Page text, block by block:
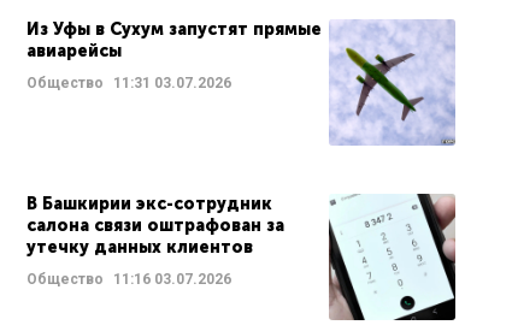
Из Уфы в Сухум запустят прямые
авиарейсы
Общество 11:31 03.07.2026
В Башкирии экс-сотрудник
салона связи оштрафован за
утечку данных клиентов
Общество 11:16 03.07.2026